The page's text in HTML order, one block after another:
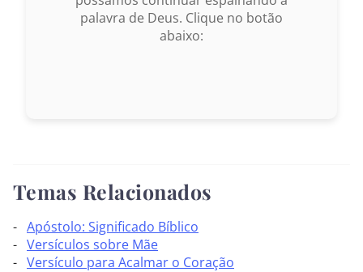
palavra de Deus. Clique no botão
abaixo:
Temas Relacionados
Apóstolo: Significado Bíblico
Versículos sobre Mãe
Versículo para Acalmar o Coração